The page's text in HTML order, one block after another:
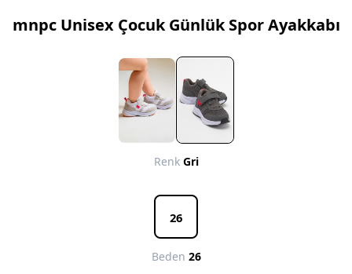
mnpc Unisex Çocuk Günlük Spor Ayakkabı
Renk Gri
26
Beden 26